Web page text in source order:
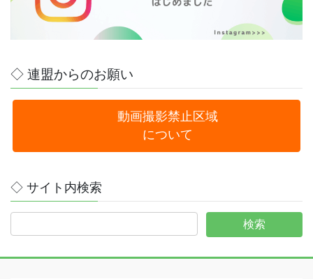
◇ 連盟からのお願い
動画撮影禁止区域
について
◇ サイト内検索